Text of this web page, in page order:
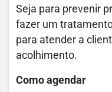
Seja para prevenir
fazer um
para atender a
acolhimento.
Como agendar